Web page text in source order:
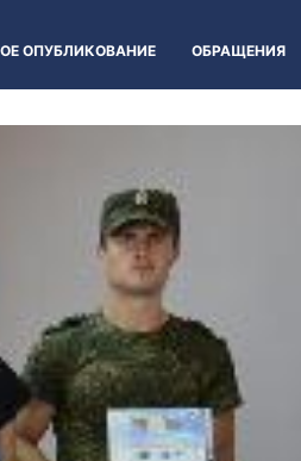
ОПУБЛИКОВАНИЕ ОБРАЩЕНИЯ